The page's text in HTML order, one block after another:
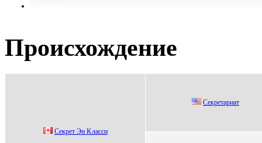
Происхождение
Ceкрeт Эн Kласси
Секpетаpиат